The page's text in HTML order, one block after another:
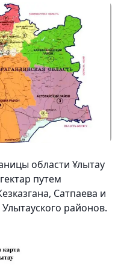
области Ұлытау
путем
Сатпаева и
районов.